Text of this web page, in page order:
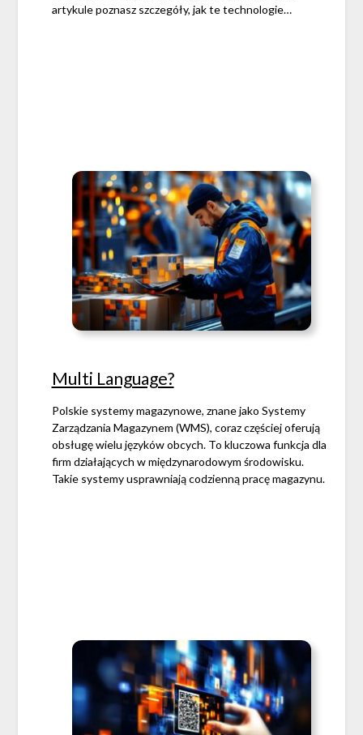
artykule poznasz szczegóły, jak te technologie…
Multi Language?
Polskie systemy magazynowe, znane jako Systemy
Zarządzania Magazynem (WMS), coraz częściej oferują
obsługę wielu języków obcych. To kluczowa funkcja dla
firm działających w międzynarodowym środowisku.
Takie systemy usprawniają codzienną pracę magazynu.